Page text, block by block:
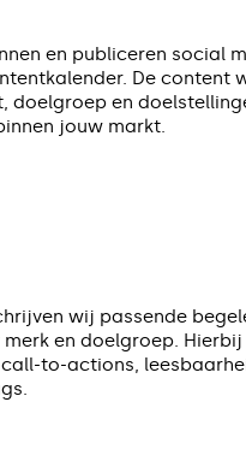
en publiceren social
De content
doelgroep en
jouw markt.
wij passende
en doelgroep. Hierbij
to-actions,